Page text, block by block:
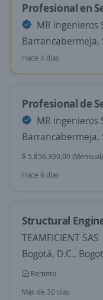
Profesional en
MR ingenieros
Hace 4 días
Profesional de
MR ingenieros
$ 5.856.300,00 (Mensual)
Hace 6 días
Structural
TEAMFICIENT SAS
Bogotá, D.C.,
Remoto
Más de 30 días